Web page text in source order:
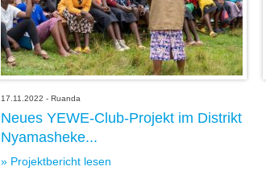
17.11.2022 - Ruanda
Neues YEWE-Club-Projekt im Distrikt
Nyamasheke...
» Projektbericht lesen